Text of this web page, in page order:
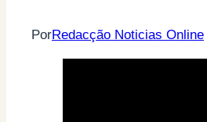
PorRedacção Noticias Online